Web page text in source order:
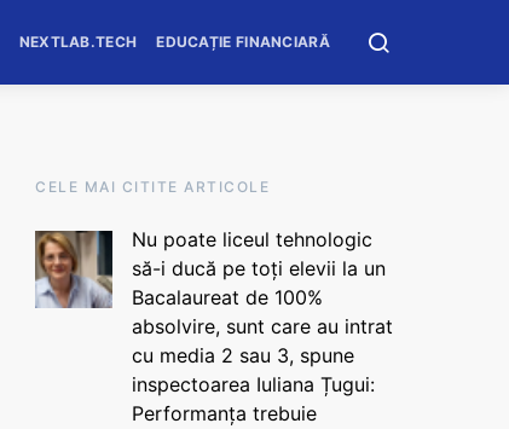
NEXTLAB.TECH EDUCAȚIE FINANCIARĂ
CELE MAI CITITE ARTICOLE
Nu poate liceul tehnologic
să-i ducă pe toți elevii la un
Bacalaureat de 100%
absolvire, sunt care au intrat
cu media 2 sau 3, spune
inspectoarea Iuliana Țugui:
Performanța trebuie